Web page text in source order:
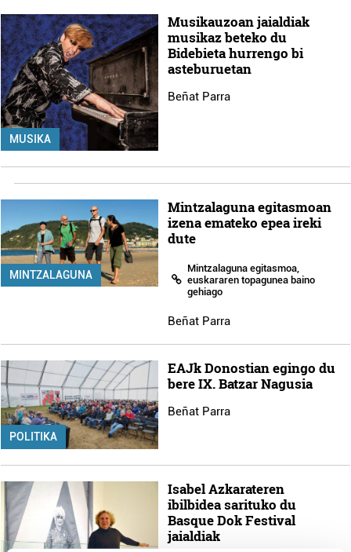
MUSIKA
Musikauzoan jaialdiak
musikaz beteko du
Bidebieta hurrengo bi
asteburuetan
Beñat Parra
MINTZALAGUNA
Mintzalaguna egitasmoan
izena emateko epea ireki
dute
Mintzalaguna egitasmoa,
euskararen topagunea baino
gehiago
Beñat Parra
POLITIKA
EAJk Donostian egingo du
bere IX. Batzar Nagusia
Beñat Parra
Isabel Azkarateren
ibilbidea sarituko du
Basque Dok Festival
jaialdiak